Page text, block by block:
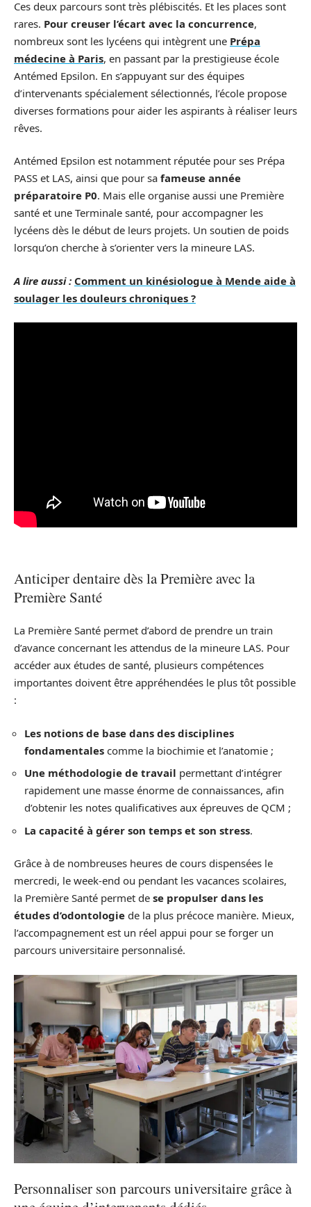
Ces deux parcours sont très plébiscités. Et les places sont
rares. Pour creuser l’écart avec la concurrence,
nombreux sont les lycéens qui intègrent une Prépa
médecine à Paris, en passant par la prestigieuse école
Antémed Epsilon. En s’appuyant sur des équipes
d’intervenants spécialement sélectionnés, l’école propose
diverses formations pour aider les aspirants à réaliser leurs
rêves.
Antémed Epsilon est notamment réputée pour ses Prépa
PASS et LAS, ainsi que pour sa fameuse année
préparatoire P0. Mais elle organise aussi une Première
santé et une Terminale santé, pour accompagner les
lycéens dès le début de leurs projets. Un soutien de poids
lorsqu’on cherche à s’orienter vers la mineure LAS.
A lire aussi : Comment un kinésiologue à Mende aide à
soulager les douleurs chroniques ?
Anticiper dentaire dès la Première avec la
Première Santé
La Première Santé permet d’abord de prendre un train
d’avance concernant les attendus de la mineure LAS. Pour
accéder aux études de santé, plusieurs compétences
importantes doivent être appréhendées le plus tôt possible
:
Les notions de base dans des disciplines
fondamentales comme la biochimie et l’anatomie ;
Une méthodologie de travail permettant d’intégrer
rapidement une masse énorme de connaissances, afin
d’obtenir les notes qualificatives aux épreuves de QCM ;
La capacité à gérer son temps et son stress.
Grâce à de nombreuses heures de cours dispensées le
mercredi, le week-end ou pendant les vacances scolaires,
la Première Santé permet de se propulser dans les
études d’odontologie de la plus précoce manière. Mieux,
l’accompagnement est un réel appui pour se forger un
parcours universitaire personnalisé.
Personnaliser son parcours universitaire grâce à